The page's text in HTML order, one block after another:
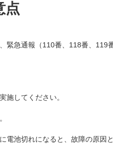
点
緊急通報（110番、118番、119
施してください。
電池切れになると、故障の原因